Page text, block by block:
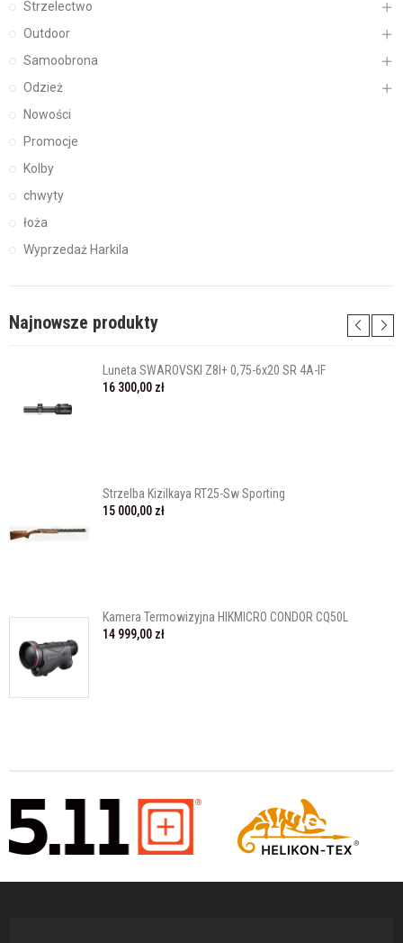
Strzelectwo
Outdoor
Samoobrona
Odzież
Nowości
Promocje
Kolby
chwyty
łoża
Wyprzedaż Harkila
Najnowsze produkty
Luneta SWAROVSKI Z8I+ 0,75-6x20 SR 4A-IF
16 300,00 zł
Strzelba Kizilkaya RT25-Sw Sporting
15 000,00 zł
Kamera Termowizyjna HIKMICRO CONDOR CQ50L
14 999,00 zł